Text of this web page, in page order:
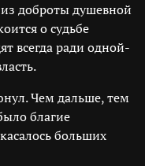
доброты душевной
о судьбе
всегда ради одной-
Чем дальше, тем
благие
больших